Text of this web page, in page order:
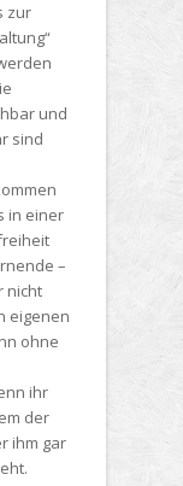
zur
und
sind
in einer
–
nicht
eigenen
ohne
ihr
der
ihm gar